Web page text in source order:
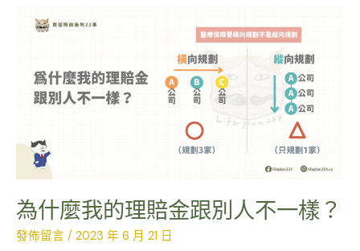
為什麼我的理賠金跟別人不一樣？
發佈留言 / 2023 年 6 月 21 日
什
麼
賠
金
跟
別
人
樣？